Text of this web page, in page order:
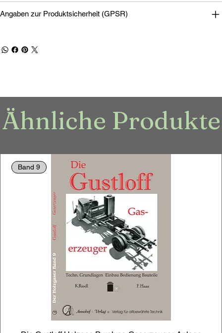
Angaben zur Produktsicherheit (GPSR)
Ähnliche Produkte
Band 9